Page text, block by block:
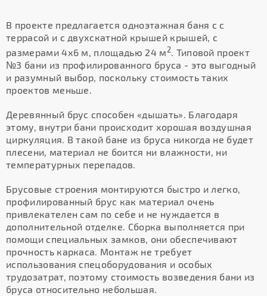
В проекте предлагается одноэтажная баня с с
террасой и с двухскатной крышей крышей, с
размерами 4х6 м, площадью 24 м2. Типовой проект
№3 бани из профилированного бруса - это выгодный
и разумный выбор, поскольку стоимость таких
проектов меньше.
Деревянный брус способен «дышать». Благодаря
этому, внутри бани происходит хорошая воздушная
циркуляция. В такой бане из бруса никогда не будет
плесени, материал не боится ни влажности, ни
температурных перепадов.
Брусовые строения монтируются быстро и легко,
профилированный брус как материал очень
привлекателен сам по себе и не нуждается в
дополнительной отделке. Сборка выполняется при
помощи специальных замков, они обеспечивают
прочность каркаса. Монтаж не требует
использования спецоборудования и особых
трудозатрат, поэтому стоимость возведения бани из
бруса относительно небольшая.